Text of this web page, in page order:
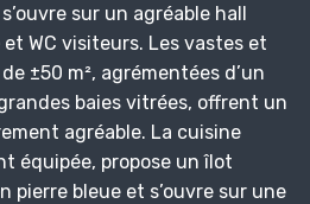
sur un agréable hall
WC visiteurs. Les vastes et
±50 m², agrémentées d’un
baies vitrées, offrent un
agréable. La cuisine
équipée, propose un îlot
pierre bleue et s’ouvre sur une